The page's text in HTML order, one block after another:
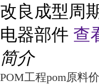
改良成型周
电器部件 查
简介
POM工程pom原料